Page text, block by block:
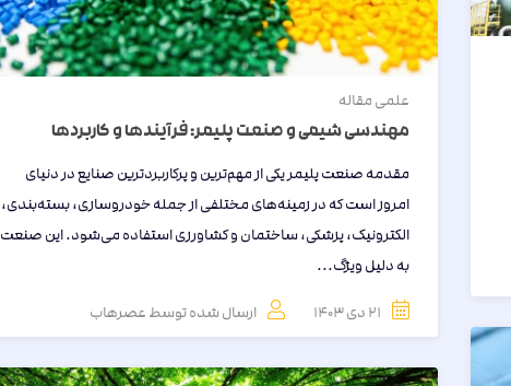
علمی مقاله
مهندسی شیمی و صنعت پلیمر: فرآیندها و کاربردها
مقدمه صنعت پلیمر یکی از مهم‌ترین و پرکاربردترین صنایع در دنیای
امروز است که در زمینه‌های مختلفی از جمله خودروسازی، بسته‌بندی،
الکترونیک، پزشکی، ساختمان و کشاورزی استفاده می‌شود. این صنعت
به دلیل ویژگ...
ارسال شده توسط عصرهاب